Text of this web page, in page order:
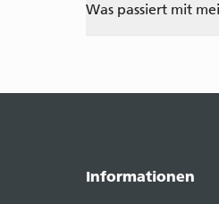
Was passiert mit
Informationen